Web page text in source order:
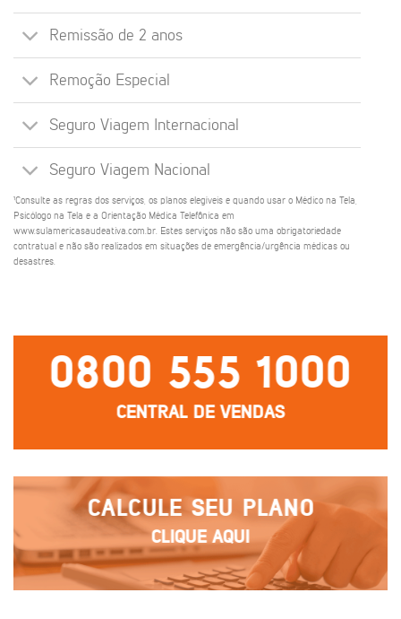
Remissão de 2 anos
Remoção Especial
Seguro Viagem Internacional
Seguro Viagem Nacional
¹Consulte as regras dos serviços, os planos elegíveis e quando usar o Médico na Tela,
Psicólogo na Tela e a Orientação Médica Telefônica em
www.sulamericasaudeativa.com.br. Estes serviços não são uma obrigatoriedade
contratual e não são realizados em situações de emergência/urgência médicas ou
desastres.
0800 555 1000
CENTRAL DE VENDAS
CALCULE SEU PLANO
CLIQUE AQUI